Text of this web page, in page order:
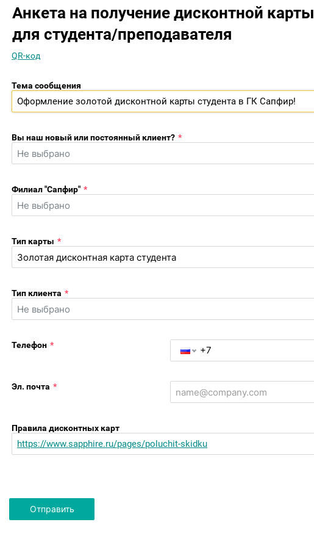
Анкета на получение дисконтной карты
для студента/преподавателя
QR-код
Тема сообщения
Оформление золотой дисконтной карты студента в ГК Сапфир!
Вы наш новый или постоянный клиент? *
Филиал "Сапфир" *
Тип карты *
Тип клиента *
Телефон *
Эл. почта *
Правила дисконтных карт
https://www.sapphire.ru/pages/poluchit-skidku
Отправить